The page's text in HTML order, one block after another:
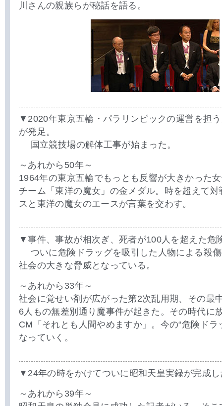
川さんの親族らが秘話を語る。
▼2020年東京五輪・パラリンピックの運営を担
が発足。
国立競技場の解体工事が始まった。
～あれから50年～
1964年の東京五輪でもっとも反響が大きかった
チーム「東洋の魔女」の金メダル。時を超えて
スと東洋の魔女のエースが言葉を交わす。
▼事件、事故が相次ぎ、死者が100人を超えた危
ついに危険ドラッグを吸引した人物による殺
社会の大きな脅威となっている。
～あれから33年～
社会に覚せい剤が広がった第2次乱用期、その最
6人もの無差別通り魔事件が起きた。その時代に
CM「それとも人間やめますか」。今の“危険ドラ
なっていく。
▼24年の時をかけてついに昭和天皇実録が完成し
～あれから39年～